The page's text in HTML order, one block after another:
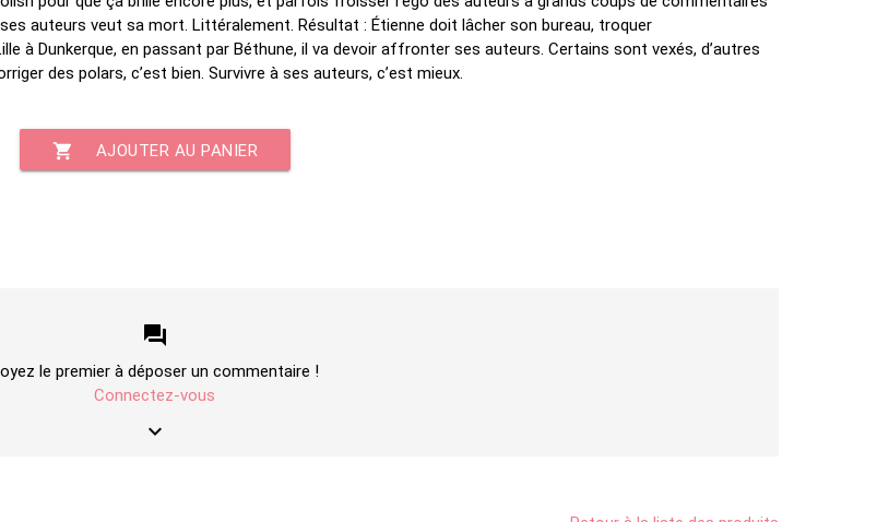
auteurs veut sa mort. Littéralement. Résultat : Étienne doit lâcher son bureau, troquer
à Dunkerque, en passant par Béthune, il va devoir affronter ses auteurs. Certains sont vexés, d’autres
des polars, c’est bien. Survivre à ses auteurs, c’est mieux.
shopping_cart AJOUTER AU PANIER
forum
le premier à déposer un commentaire !
Connectez-vous
keyboard_arrow_down